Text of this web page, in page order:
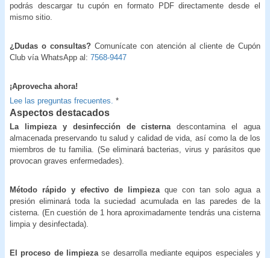
podrás descargar tu cupón en formato PDF directamente desde el
mismo sitio.
¿Dudas o consultas? Comunícate con atención al cliente de Cupón
Club vía WhatsApp al: 7568-9447
¡Aprovecha ahora!
Lee las preguntas frecuentes. *
Aspectos destacados
La limpieza y desinfección de cisternadescontamina el agua
almacenada preservando tu salud y calidad de vida, así como la de los
miembros de tu familia. (Se eliminará bacterias, virus y parásitos que
provocan graves enfermedades).
Método rápido y efectivo de limpieza que con tan solo agua a
presión eliminará toda la suciedad acumulada en las paredes de la
cisterna. (En cuestión de 1 hora aproximadamente tendrás una cisterna
limpia y desinfectada).
El proceso de limpieza se desarrolla mediante equipos especiales y